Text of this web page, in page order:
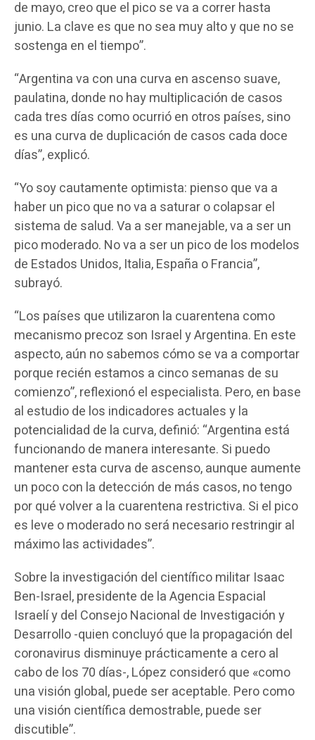
de mayo, creo que el pico se va a correr hasta
junio. La clave es que no sea muy alto y que no se
sostenga en el tiempo”.
“Argentina va con una curva en ascenso suave,
paulatina, donde no hay multiplicación de casos
cada tres días como ocurrió en otros países, sino
es una curva de duplicación de casos cada doce
días”, explicó.
“Yo soy cautamente optimista: pienso que va a
haber un pico que no va a saturar o colapsar el
sistema de salud. Va a ser manejable, va a ser un
pico moderado. No va a ser un pico de los modelos
de Estados Unidos, Italia, España o Francia”,
subrayó.
“Los países que utilizaron la cuarentena como
mecanismo precoz son Israel y Argentina. En este
aspecto, aún no sabemos cómo se va a comportar
porque recién estamos a cinco semanas de su
comienzo”, reflexionó el especialista. Pero, en base
al estudio de los indicadores actuales y la
potencialidad de la curva, definió: “Argentina está
funcionando de manera interesante. Si puedo
mantener esta curva de ascenso, aunque aumente
un poco con la detección de más casos, no tengo
por qué volver a la cuarentena restrictiva. Si el pico
es leve o moderado no será necesario restringir al
máximo las actividades”.
Sobre la investigación del científico militar Isaac
Ben-Israel, presidente de la Agencia Espacial
Israelí y del Consejo Nacional de Investigación y
Desarrollo -quien concluyó que la propagación del
coronavirus disminuye prácticamente a cero al
cabo de los 70 días-, López consideró que «como
una visión global, puede ser aceptable. Pero como
una visión científica demostrable, puede ser
discutible”.